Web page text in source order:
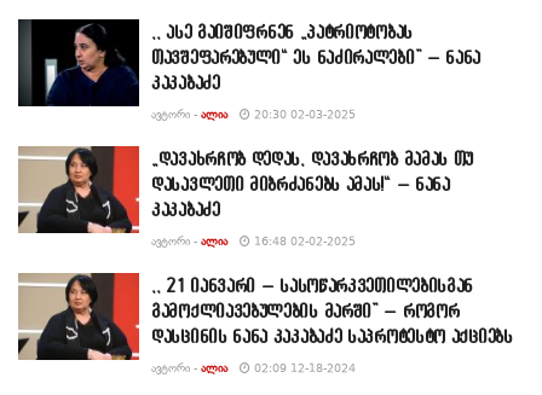
,, ასე გაიშიფრნენ „პატრიოტობას
თავშეფარებული“ ეს ნაძირალები” – ნანა
კაკაბაძე
ᲐᲕᲢᲝᲠᲘ - ᲐᲚᲘᲐ 20:30 02-03-2025
„დავახრჩობ დედას, დავახრჩობ მამას თუ
დასავლეთი მიბრძანებს ამას!“ – ნანა
კაკაბაძე
ᲐᲕᲢᲝᲠᲘ - ᲐᲚᲘᲐ 16:48 02-02-2025
,, 21 იანვარი – სასოწარკვეთილებისგან
გამოქლიავებულების მარში” – როგორ
დასცინის ნანა კაკაბაძე საპროტესტო აქციებს
ᲐᲕᲢᲝᲠᲘ - ᲐᲚᲘᲐ 02:09 12-18-2024